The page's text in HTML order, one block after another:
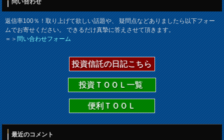
返信率100％！取り上げて欲しい話題や、 疑問点などありましたら以下フォー
ムでお寄せください。 できるだけ真摯に答えさせて頂きます。
＝＞問い合わせフォーム
投資信託の日記こちら
投資ＴＯＯＬ一覧
便利ＴＯＯＬ
最近のコメント